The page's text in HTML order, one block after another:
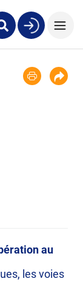
au
les voies